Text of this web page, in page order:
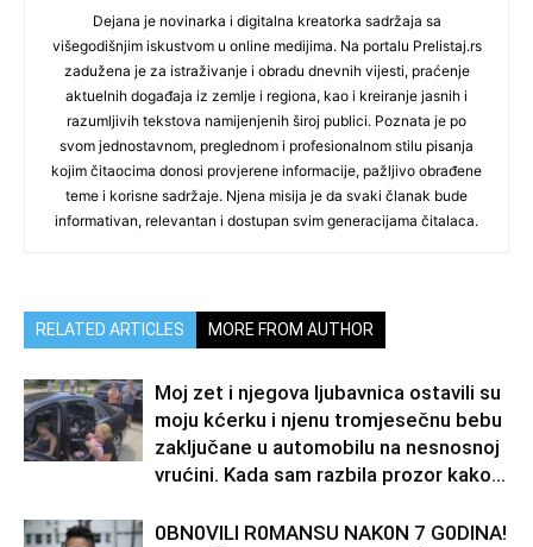
Dejana je novinarka i digitalna kreatorka sadržaja sa
višegodišnjim iskustvom u online medijima. Na portalu Prelistaj.rs
zadužena je za istraživanje i obradu dnevnih vijesti, praćenje
aktuelnih događaja iz zemlje i regiona, kao i kreiranje jasnih i
razumljivih tekstova namijenjenih široj publici. Poznata je po
svom jednostavnom, preglednom i profesionalnom stilu pisanja
kojim čitaocima donosi provjerene informacije, pažljivo obrađene
teme i korisne sadržaje. Njena misija je da svaki članak bude
informativan, relevantan i dostupan svim generacijama čitalaca.
RELATED ARTICLES MORE FROM AUTHOR
Moj zet i njegova ljubavnica ostavili su
moju kćerku i njenu tromjesečnu bebu
zaključane u automobilu na nesnosnoj
vrućini. Kada sam razbila prozor kako...
0BN0VlLl R0MANSU NAK0N 7 G0DlNA!